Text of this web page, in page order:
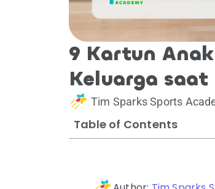
9 Kartun
Keluarga saat
Tim Sparks Sports
Table of Contents